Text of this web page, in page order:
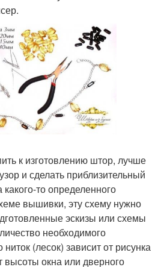
к изготовлению штор, лучше
и сделать приблизительный
то определенного
вышивки, эту схему нужно
эскизы или схемы
необходимого
(лесок) зависит от рисунка
высоты окна или дверного